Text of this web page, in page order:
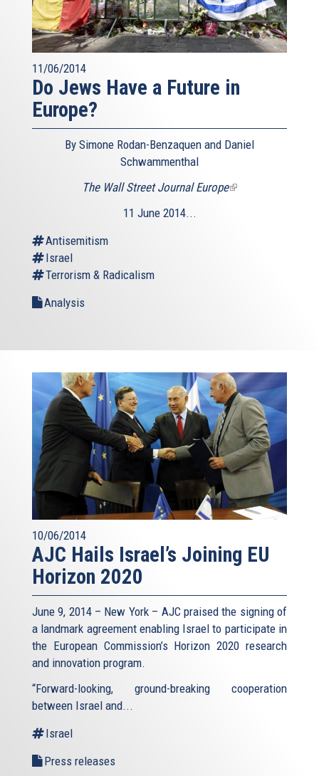
11/06/2014
Do Jews Have a Future in
Europe?
By Simone Rodan-Benzaquen and Daniel
Schwammenthal
The Wall Street Journal Europe(link
11 June 2014...
Antisemitism
Israel
Terrorism & Radicalism
Analysis
10/06/2014
AJC Hails Israel’s Joining EU
Horizon 2020
June 9, 2014 – New York – AJC praised the signing of
a landmark agreement enabling Israel to participate in
the European Commission’s Horizon 2020 research
and innovation program.
“Forward-looking, ground-breaking cooperation
between Israel and...
Israel
Press releases